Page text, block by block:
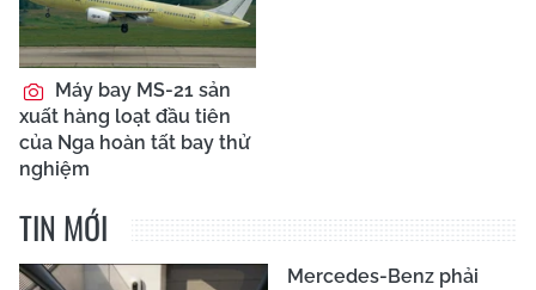
Máy bay MS-21 sản
xuất hàng loạt đầu tiên
của Nga hoàn tất bay thử
nghiệm
TIN MỚI
Mercedes-Benz phải